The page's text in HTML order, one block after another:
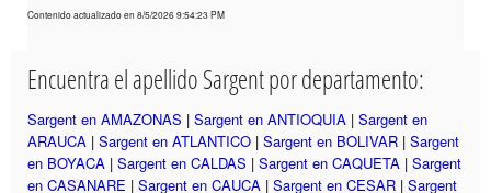
Contenido actualizado en 8/5/2026 9:54:23 PM
Encuentra el apellido Sargent por departamento:
Sargent en AMAZONAS | Sargent en ANTIOQUIA | Sargent en
ARAUCA | Sargent en ATLANTICO | Sargent en BOLIVAR | Sargent
en BOYACA | Sargent en CALDAS | Sargent en CAQUETA | Sargent
en CASANARE | Sargent en CAUCA | Sargent en CESAR | Sargent